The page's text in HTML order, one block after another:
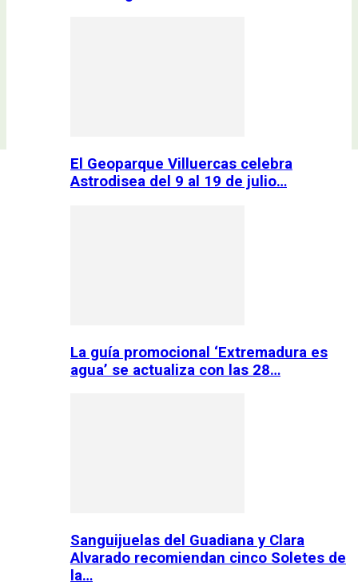
El Geoparque Villuercas celebra
Astrodisea del 9 al 19 de julio…
La guía promocional ‘Extremadura es
agua’ se actualiza con las 28…
Sanguijuelas del Guadiana y Clara
Alvarado recomiendan cinco Soletes de
la…